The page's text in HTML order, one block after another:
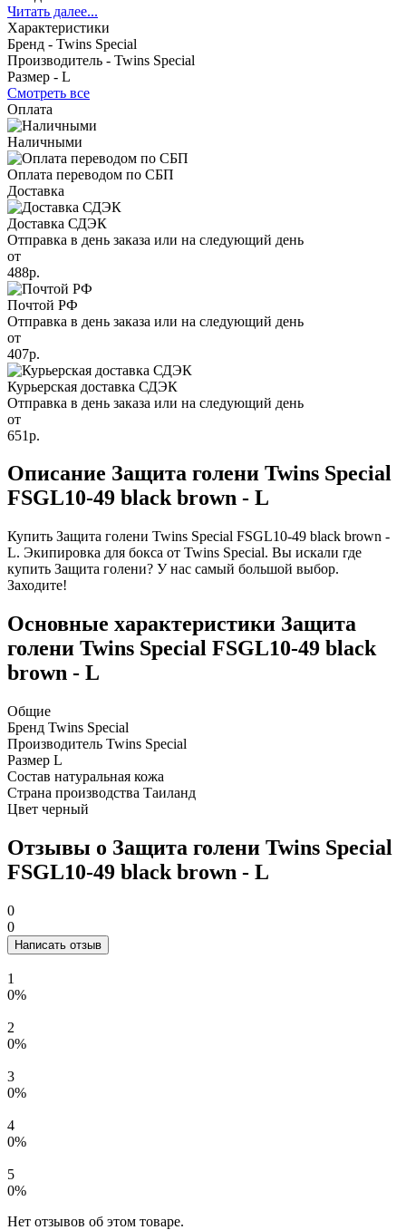
Читать далее...
Характеристики
Бренд - Twins Special
Производитель - Twins Special
Размер - L
Смотреть все
Оплата
Наличными
Оплата переводом по СБП
Доставка
Доставка СДЭК
Отправка в день заказа или на следующий день
от
488р.
Почтой РФ
Отправка в день заказа или на следующий день
от
407р.
Курьерская доставка СДЭК
Отправка в день заказа или на следующий день
от
651р.
Описание Защита голени Twins Special
FSGL10-49 black brown - L
Купить Защита голени Twins Special FSGL10-49 black brown -
L. Экипировка для бокса от Twins Special. Вы искали где
купить Защита голени? У нас самый большой выбор.
Заходите!
Основные характеристики Защита
голени Twins Special FSGL10-49 black
brown - L
Общие
Бренд Twins Special
Производитель Twins Special
Размер L
Состав натуральная кожа
Страна производства Таиланд
Цвет черный
Отзывы о Защита голени Twins Special
FSGL10-49 black brown - L
0
0
Написать отзыв
1
0%
2
0%
3
0%
4
0%
5
0%
Нет отзывов об этом товаре.